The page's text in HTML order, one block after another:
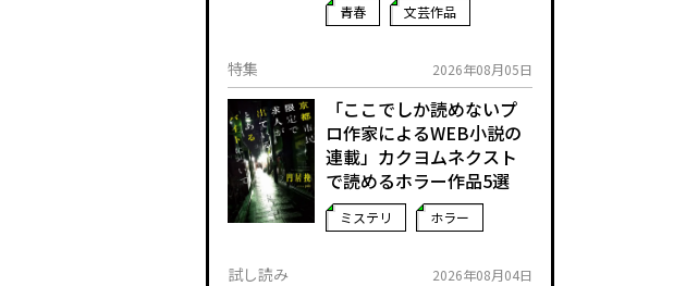
青春 文芸作品
特集 2026年08月05日
「ここでしか読めないプ
ロ作家によるWEB小説の
連載」――カクヨムネクスト
で読めるホラー作品5選
ミステリ ホラー
試し読み 2026年08月04日